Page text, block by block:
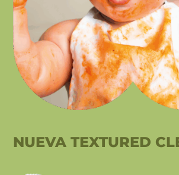
NUEVA TEXTURED